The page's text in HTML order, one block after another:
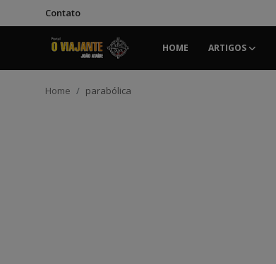
Contato
HOME ARTIGOS
Home parabólica